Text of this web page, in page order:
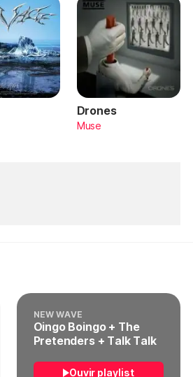
Drones
Muse
NEW WAVE
Oingo Boingo + The
Pretenders + Talk Talk
Ouvir playlist